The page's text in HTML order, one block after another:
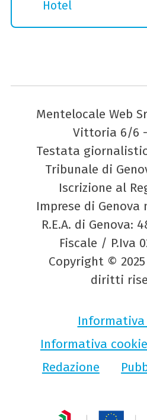
Hotel
Mentelocale Web
Vittoria 6/6 -
Testata
Tribunale di
Iscrizione al
Imprese di Genova
R.E.A. di Genova:
Fiscale / P.Iva
Copyright ©
diritti
Informativa
Informativa cookie
Redazione